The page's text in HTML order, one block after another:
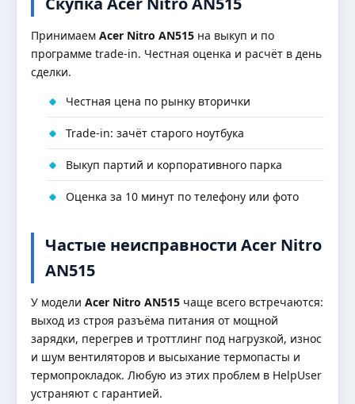
Принимаем Acer Nitro AN515 на выкуп и по
программе trade-in. Честная оценка и расчёт в день
сделки.
Честная цена по рынку вторички
Trade-in: зачёт старого ноутбука
Выкуп партий и корпоративного парка
Оценка за 10 минут по телефону или фото
Частые неисправности Acer Nitro
AN515
У модели Acer Nitro AN515 чаще всего встречаются:
выход из строя разъёма питания от мощной
зарядки, перегрев и троттлинг под нагрузкой, износ
и шум вентиляторов и высыхание термопасты и
термопрокладок. Любую из этих проблем в HelpUser
устраняют с гарантией.